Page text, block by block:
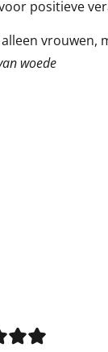
positieve
vrouwen,
woede